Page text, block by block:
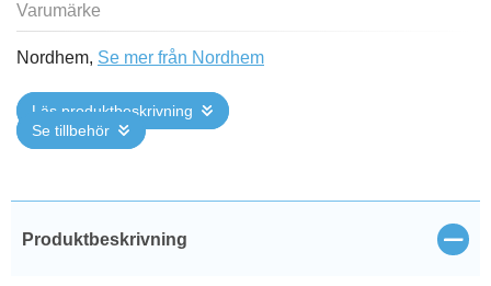
Varumärke
Nordhem, Se mer från Nordhem
Läs produktbeskrivning
Se tillbehör
Produktbeskrivning Stäng